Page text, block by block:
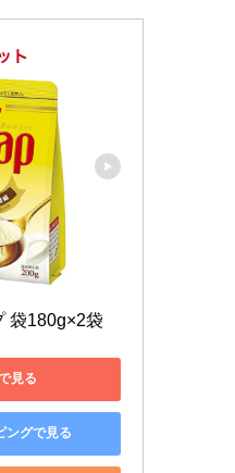
袋180g×2袋
見る
ングで見る